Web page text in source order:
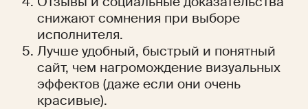
снижают сомнения при выборе
исполнителя.
Лучше удобный, быстрый и понятный
сайт, чем нагромождение визуальных
эффектов (даже если они очень
красивые).